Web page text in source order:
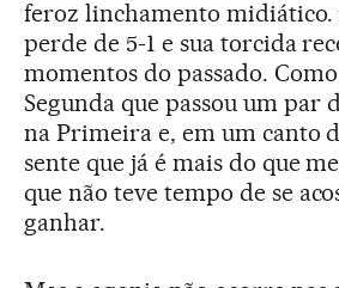
feroz linchamento midiático.
perde de 5-1 e sua torcida
momentos do passado.
Segunda que passou um par
na Primeira e, em um canto
sente que já é mais do que
que não teve tempo de se
ganhar.